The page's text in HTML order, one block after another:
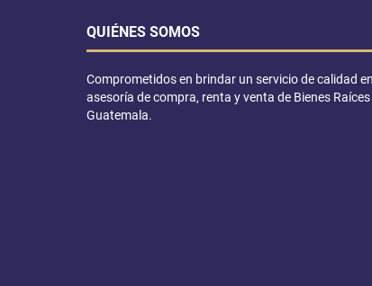
QUIÉNES SOMOS
Comprometidos en brindar un servicio de calidad
asesoría de compra, renta y venta de Bienes Raíces
Guatemala.